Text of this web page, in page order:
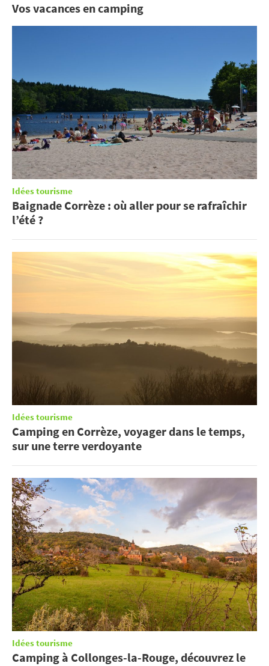
Vos vacances en camping
Idées tourisme
Baignade Corrèze : où aller pour se rafraîchir
l’été ?
Idées tourisme
Camping en Corrèze, voyager dans le temps,
sur une terre verdoyante
Idées tourisme
Camping à Collonges-la-Rouge, découvrez le